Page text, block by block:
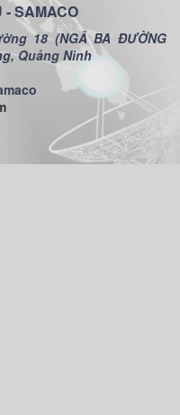
- SAMACO
18 (NGÃ BA ĐƯỜNG
Quảng Ninh